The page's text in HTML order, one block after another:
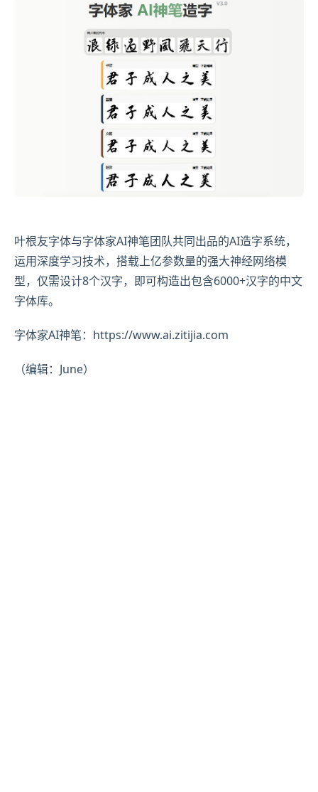
叶根友字体与字体家AI神笔团队共同出品的AI造字系统，
运用深度学习技术，搭载上亿参数量的强大神经网络模
型，仅需设计8个汉字，即可构造出包含6000+汉字的中文
字体库。
字体家AI神笔：https://www.ai.zitijia.com
（编辑：June）